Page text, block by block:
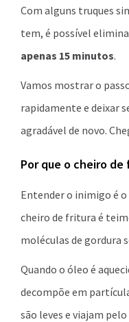
Com alguns truques
tem, é possível
apenas 15 minutos.
Vamos mostrar o
rapidamente e deixar
agradável de novo.
Por que o cheiro
Entender o inimigo é
cheiro de fritura é
moléculas de gordura
Quando o óleo é
decompõe em
são leves e viajam